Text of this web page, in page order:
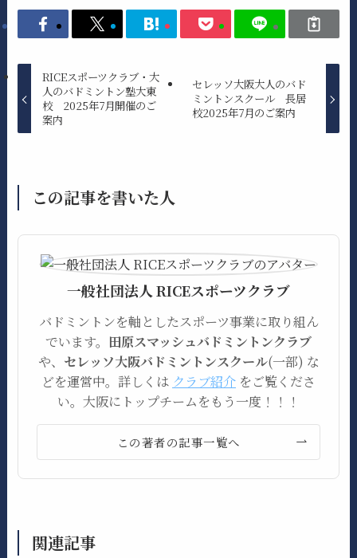
RICEスポーツクラブ・大
人のバドミントン塾大東
校 2025年7月開催のご
案内
セレッソ大阪大人のバド
ミントンスクール 長居
校2025年7月のご案内
この記事を書いた人
一般社団法人 RICEスポーツクラブ
バドミントンを軸としたスポーツ事業に取り組ん
でいます。 田原スマッシュバドミントンクラブ
や、 セレッソ大阪バドミントンスクール(一部) な
どを運営中。詳しくは クラブ紹介 をご覧くださ
い。大阪にトップチームをもう一度！！！
この著者の記事一覧へ
関連記事